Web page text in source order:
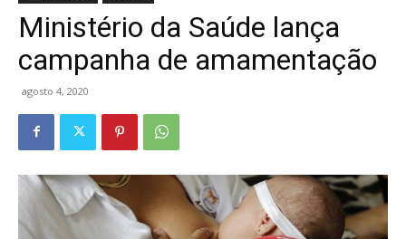
Ministério da Saúde lança
campanha de amamentação
agosto 4, 2020